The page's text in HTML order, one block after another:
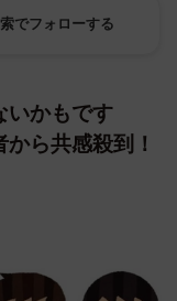
でフォローする
いかもです
ら共感殺到！